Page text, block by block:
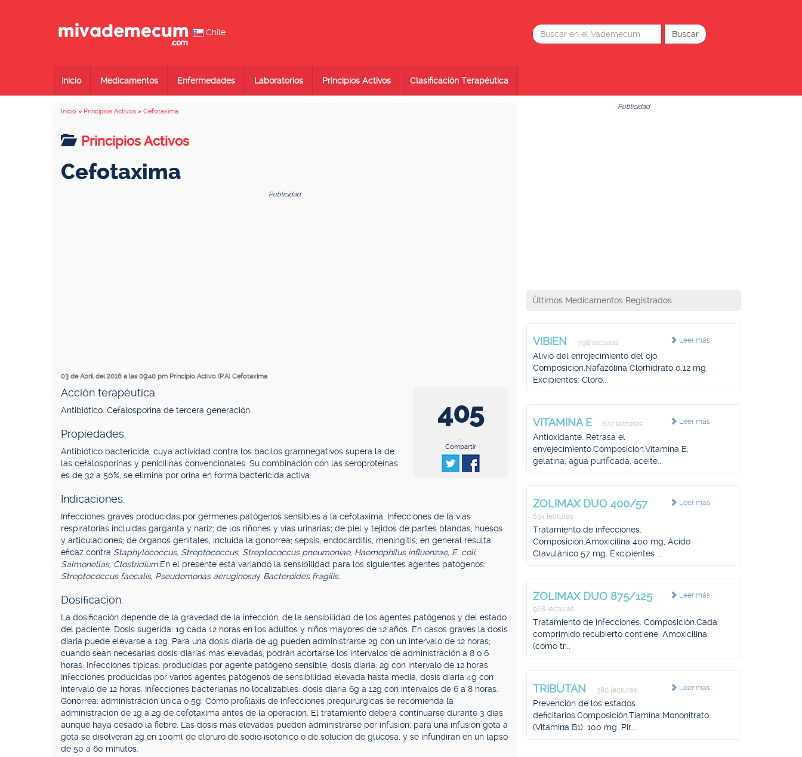
Chile
Inicio Medicamentos Enfermedades Laboratorios Principios Activos Clasificación Terapéutica
Inicio » Principios Activos » Cefotaxima
Principios Activos
Cefotaxima
Publicidad
03 de Abril del 2016 a las 09:40 pm Principio Activo (P.A) Cefotaxima
405
.
Compartir
Acción terapéutica.
Antibiótico. Cefalosporina de tercera generación.
Propiedades.
Antibiótico bactericida, cuya actividad contra los bacilos gramnegativos supera la de
las cefalosporinas y penicilinas convencionales. Su combinación con las seroproteínas
es de 32 a 50%, se elimina por orina en forma bactericida activa.
Indicaciones.
Infecciones graves producidas por gérmenes patógenos sensibles a la cefotaxima. Infecciones de la vías
respiratorias incluidas garganta y nariz; de los riñones y vías urinarias; de piel y tejidos de partes blandas, huesos
y articulaciones; de órganos genitales, incluida la gonorrea; sepsis, endocarditis, meningitis; en general resulta
eficaz contra Staphylococcus, Streptococcus, Streptococcus pneumoniae, Haemophilus influenzae, E. coli,
Salmonellas, Clostridium.En el presente está variando la sensibilidad para los siguientes agentes patógenos:
Streptococcus faecalis, Pseudomonas aeruginosay Bacteroides fragilis.
Dosificación.
La dosificación depende de la gravedad de la infección, de la sensibilidad de los agentes patógenos y del estado
del paciente. Dosis sugerida: 1g cada 12 horas en los adultos y niños mayores de 12 años. En casos graves la dosis
diaria puede elevarse a 12g. Para una dosis diaria de 4g pueden administrarse 2g con un intervalo de 12 horas;
cuando sean necesarias dosis diarias más elevadas, podrán acortarse los intervalos de administración a 8 o 6
horas. Infecciones típicas: producidas por agente patógeno sensible, dosis diaria: 2g con intervalo de 12 horas.
Infecciones producidas por varios agentes patógenos de sensibilidad elevada hasta media, dosis diaria 4g con
intervalo de 12 horas. Infecciones bacterianas no localizables: dosis diaria 6g a 12g con intervalos de 6 a 8 horas.
Gonorrea: administración única 0,5g. Como profilaxis de infecciones prequirúrgicas se recomienda la
administración de 1g a 2g de cefotaxima antes de la operación. El tratamiento deberá continuarse durante 3 días
aunque haya cesado la fiebre. Las dosis más elevadas pueden administrarse por infusión; para una infusión gota a
gota se disolverán 2g en 100ml de cloruro de sodio isótonico o de solución de glucosa, y se infundirán en un lapso
de 50 a 60 minutos.
Publicidad
Últimos Medicamentos Registrados
Leer más
VIBIEN 798 lecturas
Alivio del enrojecimiento del ojo.
Composición.Nafazolina Clorhidrato 0,12 mg.
Excipientes: Cloro...
Leer más
VITAMINA E 622 lecturas
Antioxidante. Retrasa el
envejecimiento.Composición.Vitamina E,
gelatina, agua purificada, aceite...
Leer más
ZOLIMAX DUO 400/57
634 lecturas
Tratamiento de infecciones.
Composición.Amoxicilina 400 mg, Ácido
Clavulánico 57 mg. Excipientes ...
Leer más
ZOLIMAX DUO 875/125
968 lecturas
Tratamiento de infecciones. Composición.Cada
comprimido recubierto contiene: Amoxicilina
(como tr...
Leer más
TRIBUTAN 380 lecturas
Prevención de los estados
deficitarios.Composición.Tiamina Mononitrato
(Vitamina B1): 100 mg. Pir...